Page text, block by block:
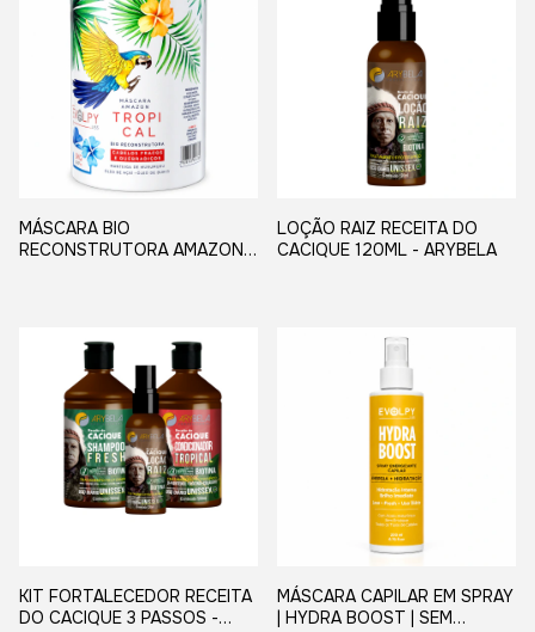
MÁSCARA BIO
RECONSTRUTORA AMAZON
LOÇÃO RAIZ RECEITA DO
CACIQUE 120ML - ARYBELA
KIT FORTALECEDOR RECEITA
DO CACIQUE 3 PASSOS -
MÁSCARA CAPILAR EM SPRAY
| HYDRA BOOST | SEM